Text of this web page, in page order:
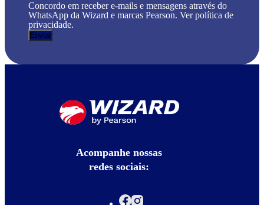
Concordo em receber e-mails e mensagens através do
WhatsApp da Wizard e marcas Pearson. Ver política de
privacidade.
Acompanhe nossas
redes sociais: